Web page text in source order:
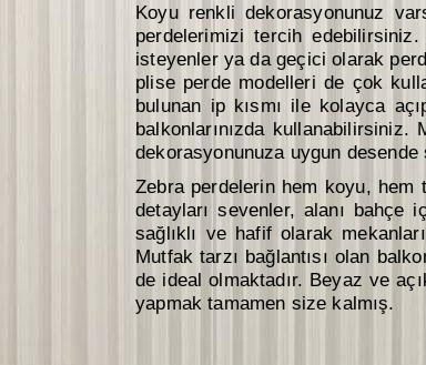
Koyu renkli dekorasyonunuz
perdelerimizi tercih
isteyenler ya da geçici olarak
plise perde modelleri de çok
bulunan ip kısmı ile kolayca
balkonlarınızda kullanabilirsiniz.
dekorasyonunuza uygun
Zebra perdelerin hem koyu, hem
detayları sevenler, alanı
sağlıklı ve hafif olarak
Mutfak tarzı bağlantısı olan
de ideal olmaktadır. Beyaz ve
yapmak tamamen size kalmış.